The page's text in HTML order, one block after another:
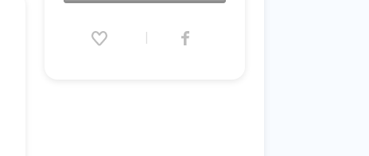
2026.07.04 (Sat) 13:00 - 08.02